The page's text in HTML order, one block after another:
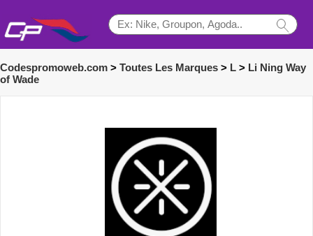
Codespromoweb.com > Toutes Les Marques > L > Li Ning Way
of Wade